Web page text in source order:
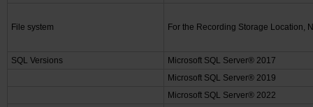
File system For the Recording Storage Location,
SQL Versions
Microsoft SQL Server® 2017
Microsoft SQL Server® 2019
Microsoft SQL Server® 2022